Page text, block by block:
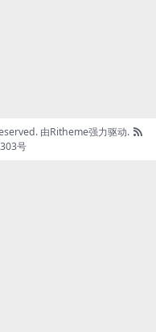
由Ritheme强力驱动.
号